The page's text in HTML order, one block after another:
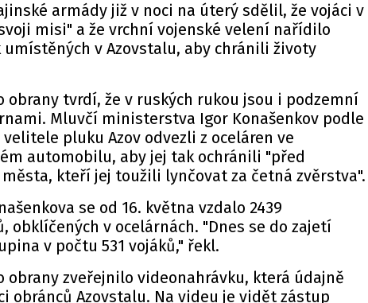
armády již v noci na úterý sdělil, že vojáci v
misi" a že vrchní vojenské velení nařídilo
v Azovstalu, aby chránili životy
obrany tvrdí, že v ruských rukou jsou i podzemní
Mluvčí ministerstva Igor Konašenkov podle
pluku Azov odvezli z oceláren ve
automobilu, aby jej tak ochránili "před
kteří jej toužili lynčovat za četná zvěrstva".
se od 16. května vzdalo 2439
obklíčených v ocelárnách. "Dnes se do zajetí
v počtu 531 vojáků," řekl.
obrany zveřejnilo videonahrávku, která údajně
obránců Azovstalu. Na videu je vidět zástup